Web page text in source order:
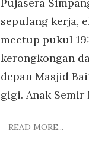
sepulang kerja,
meetup pukul
kerongkongan
depan Masjid
gigi. Anak Semir
READ MORE...